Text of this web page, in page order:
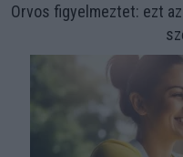
Orvos figyelmeztet: ezt